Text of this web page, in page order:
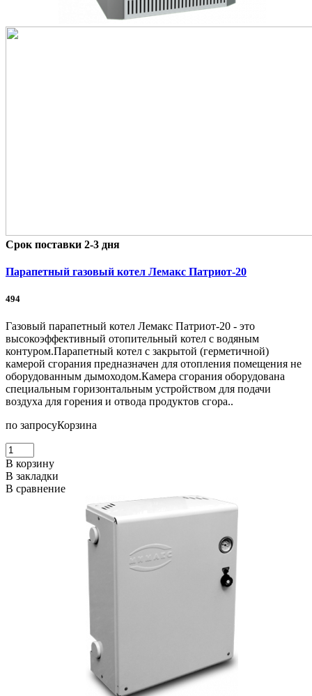
Срок поставки 2-3 дня
Парапетный газовый котел Лемакс Патриот-20
494
Газовый парапетный котел Лемакс Патриот-20 - это
высокоэффективный отопительный котел с водяным
контуром.Парапетный котел с закрытой (герметичной)
камерой сгорания предназначен для отопления помещения не
оборудованным дымоходом.Камера сгорания оборудована
специальным горизонтальным устройством для подачи
воздуха для горения и отвода продуктов сгора..
по запросуКорзина
В корзину
В закладки
В сравнение